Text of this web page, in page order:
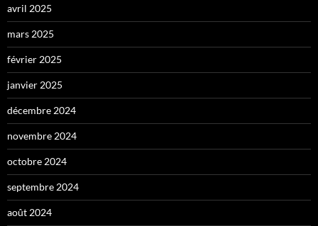
avril 2025
mars 2025
février 2025
janvier 2025
décembre 2024
novembre 2024
octobre 2024
septembre 2024
août 2024